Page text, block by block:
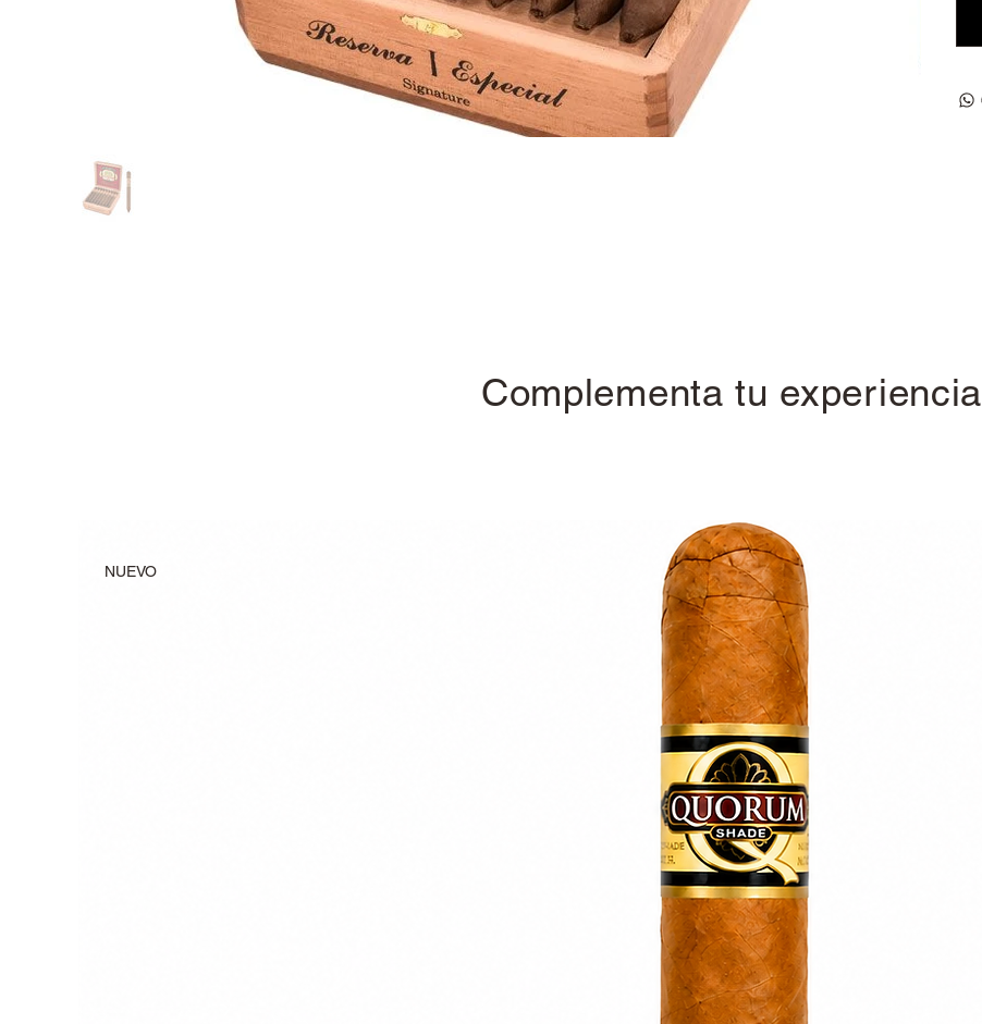
Complementa tu experiencia
NUEVO